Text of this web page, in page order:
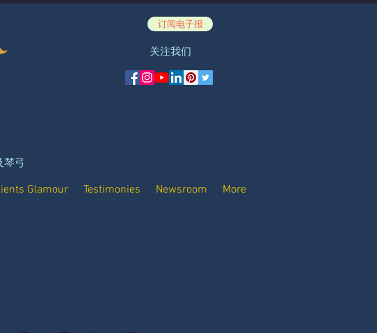
订阅电子报
关注我们
弓
Glamour Testimonies Newsroom More